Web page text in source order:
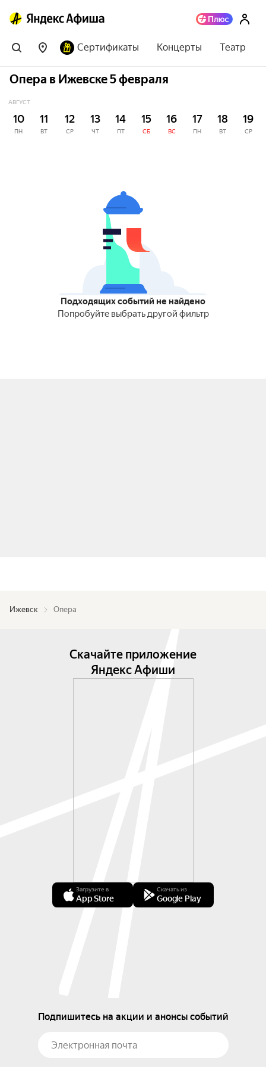
Сертификаты Концерты Театр
Опера в Ижевске 5 февраля
АВГУСТ
10
ПН
11
ВТ
12
СР
13
ЧТ
14
ПТ
15
СБ
16
ВС
17
ПН
18
ВТ
19
СР
Подходящих событий не найдено
Попробуйте выбрать другой фильтр
Ижевск Опера
Скачайте приложение
Яндекс Афиши
Загрузите в
App Store
Скачать из
Google Play
Подпишитесь на акции и анонсы событий